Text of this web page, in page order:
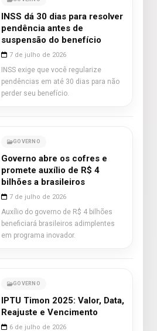
INSS dá 30 dias para resolver
pendência antes de
suspensão do benefício
7 de julho de 2026
INSS exige que você regularize
pendências em até 30 dias para não
perder seu benefício.
GOVERNO
Governo abre os cofres e
promete auxílio de R$ 4
bilhões a brasileiros
7 de julho de 2026
Auxílio do governo de R$ 4 bilhões
beneficiará brasileiros adimplentes
em programa inovador.
GOVERNO
IPTU Timon 2025: Valor, Data,
Reajuste e Vencimento
6 de julho de 2026